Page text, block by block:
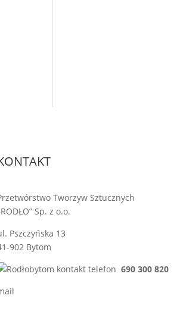
Tworzyw Sztucznych
Sp. z o.o.
Pszczyńska 13
902 Bytom
690 300 820